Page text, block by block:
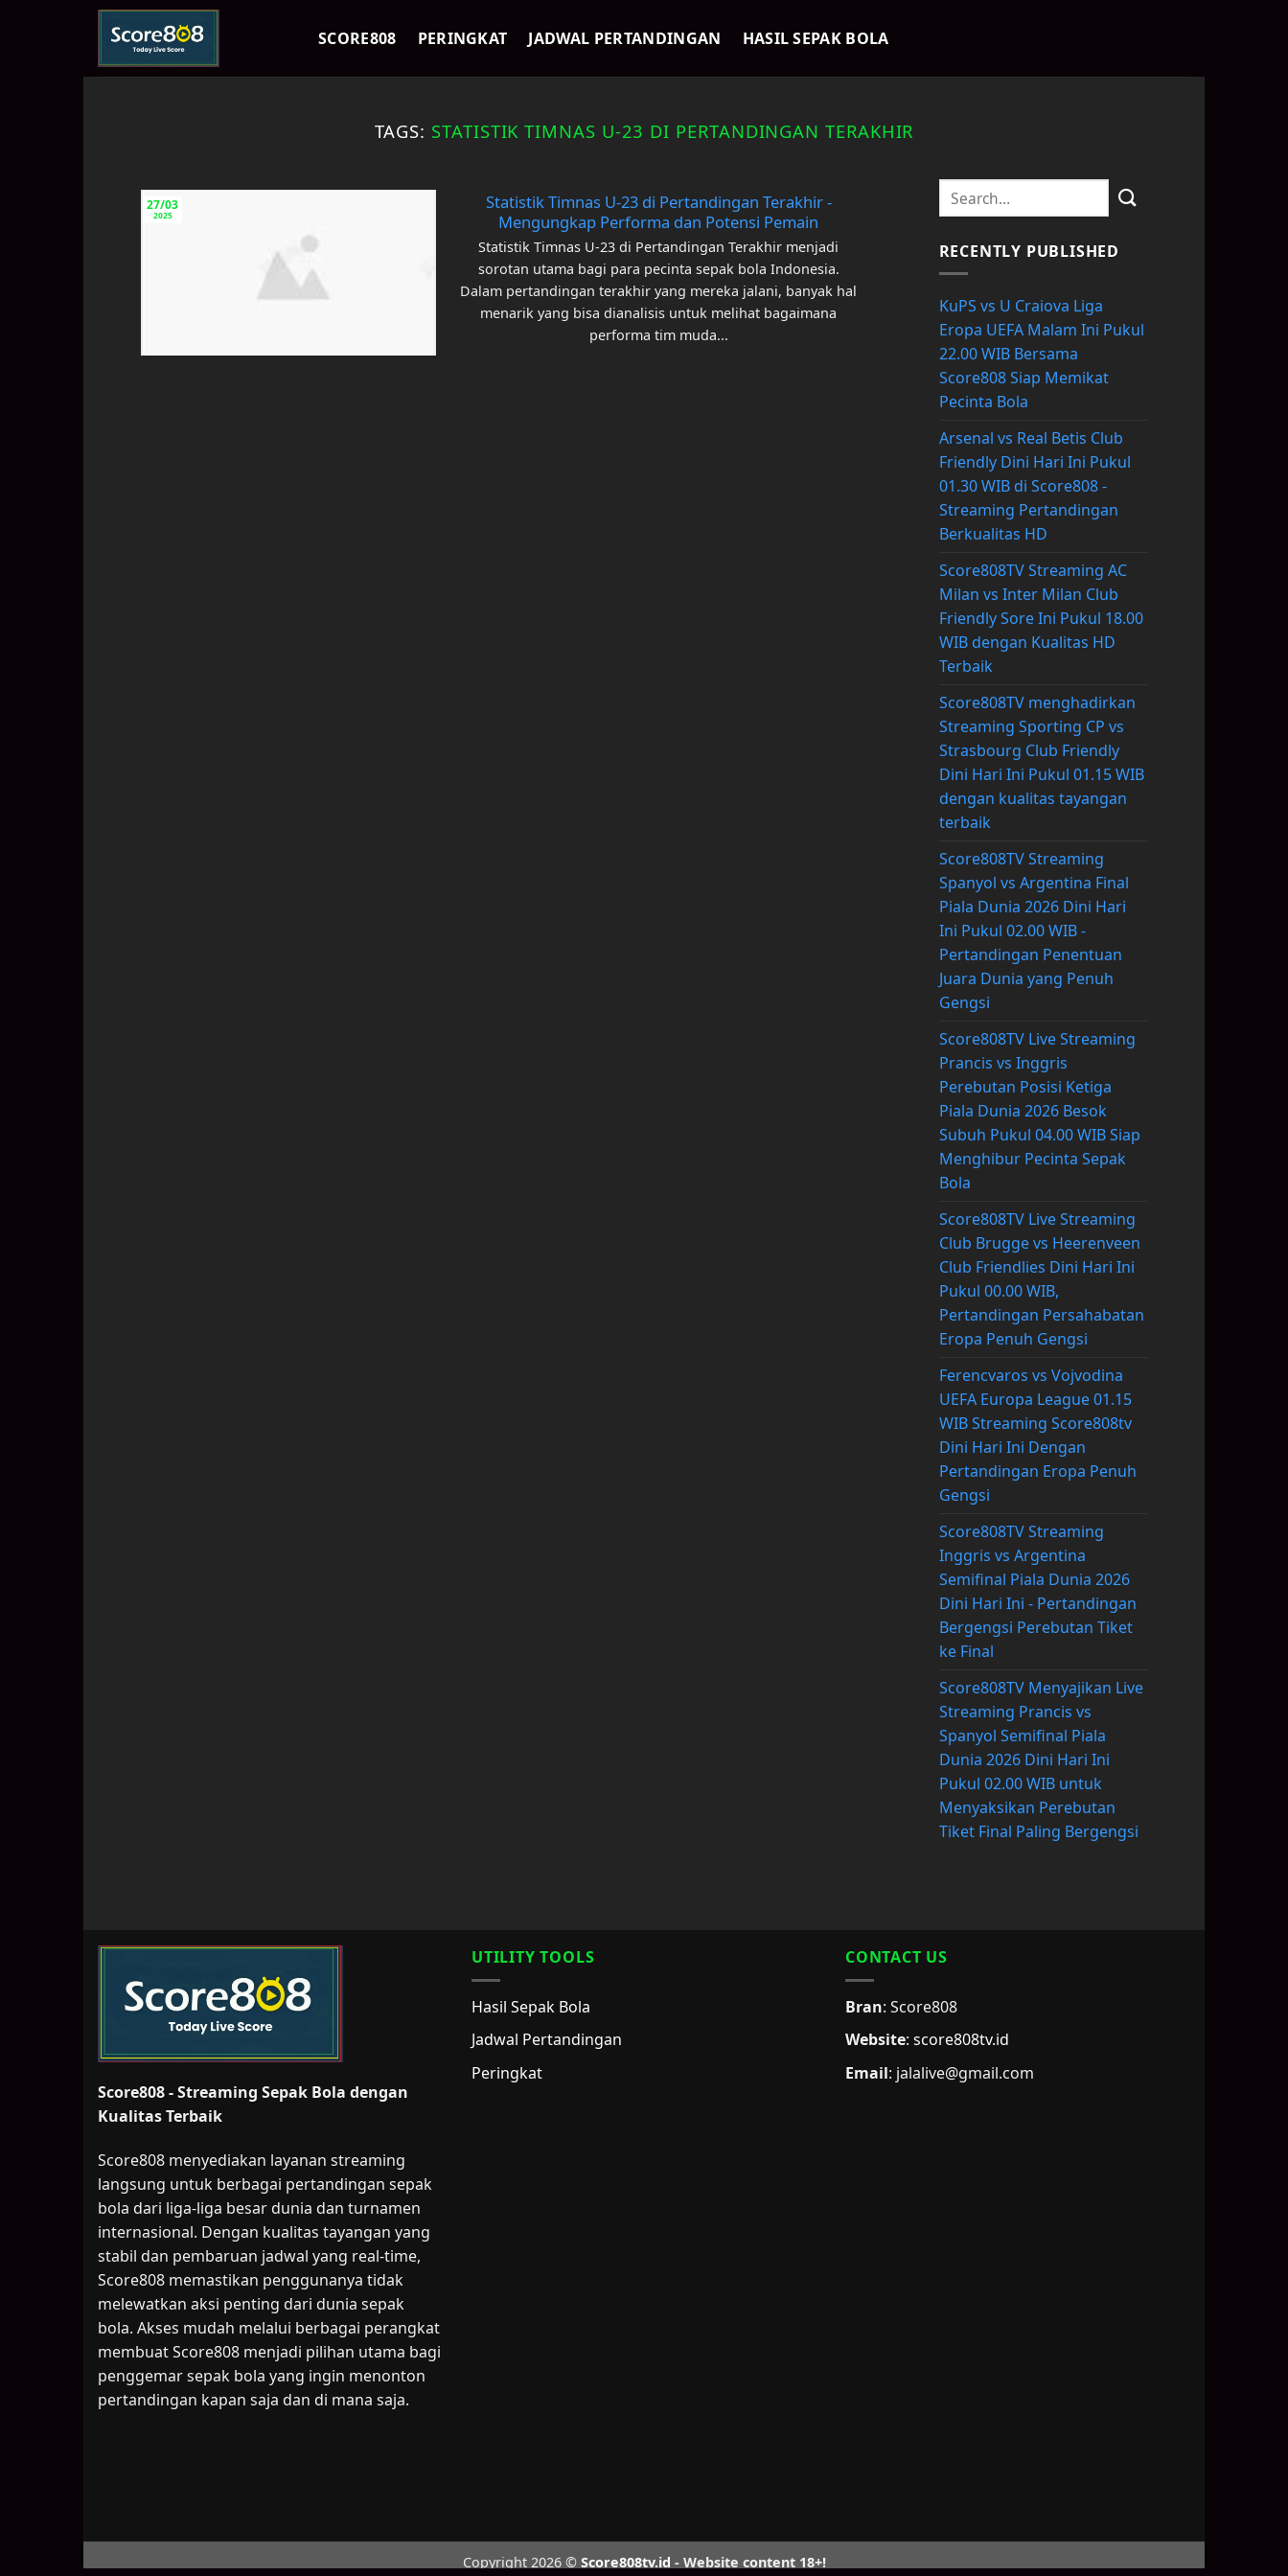
Skip
content
SCORE808 PERINGKAT JADWAL PERTANDINGAN HASIL SEPAK BOLA
TAGS: STATISTIK TIMNAS U-23 DI PERTANDINGAN TERAKHIR
Statistik Timnas U-23 di Pertandingan Terakhir -
Mengungkap Performa dan Potensi Pemain
Statistik Timnas U-23 di Pertandingan Terakhir menjadi
sorotan utama bagi para pecinta sepak bola Indonesia.
Dalam pertandingan terakhir yang mereka jalani, banyak hal
menarik yang bisa dianalisis untuk melihat bagaimana
performa tim muda...
27/03
2025
RECENTLY PUBLISHED
KuPS vs U Craiova Liga
Eropa UEFA Malam Ini Pukul
22.00 WIB Bersama
Score808 Siap Memikat
Pecinta Bola
Arsenal vs Real Betis Club
Friendly Dini Hari Ini Pukul
01.30 WIB di Score808 -
Streaming Pertandingan
Berkualitas HD
Score808TV Streaming AC
Milan vs Inter Milan Club
Friendly Sore Ini Pukul 18.00
WIB dengan Kualitas HD
Terbaik
Score808TV menghadirkan
Streaming Sporting CP vs
Strasbourg Club Friendly
Dini Hari Ini Pukul 01.15 WIB
dengan kualitas tayangan
terbaik
Score808TV Streaming
Spanyol vs Argentina Final
Piala Dunia 2026 Dini Hari
Ini Pukul 02.00 WIB -
Pertandingan Penentuan
Juara Dunia yang Penuh
Gengsi
Score808TV Live Streaming
Prancis vs Inggris
Perebutan Posisi Ketiga
Piala Dunia 2026 Besok
Subuh Pukul 04.00 WIB Siap
Menghibur Pecinta Sepak
Bola
Score808TV Live Streaming
Club Brugge vs Heerenveen
Club Friendlies Dini Hari Ini
Pukul 00.00 WIB,
Pertandingan Persahabatan
Eropa Penuh Gengsi
Ferencvaros vs Vojvodina
UEFA Europa League 01.15
WIB Streaming Score808tv
Dini Hari Ini Dengan
Pertandingan Eropa Penuh
Gengsi
Score808TV Streaming
Inggris vs Argentina
Semifinal Piala Dunia 2026
Dini Hari Ini - Pertandingan
Bergengsi Perebutan Tiket
ke Final
Score808TV Menyajikan Live
Streaming Prancis vs
Spanyol Semifinal Piala
Dunia 2026 Dini Hari Ini
Pukul 02.00 WIB untuk
Menyaksikan Perebutan
Tiket Final Paling Bergengsi
Score808 - Streaming Sepak Bola dengan
Kualitas Terbaik
Score808 menyediakan layanan streaming
langsung untuk berbagai pertandingan sepak
bola dari liga-liga besar dunia dan turnamen
internasional. Dengan kualitas tayangan yang
stabil dan pembaruan jadwal yang real-time,
Score808 memastikan penggunanya tidak
melewatkan aksi penting dari dunia sepak
bola. Akses mudah melalui berbagai perangkat
membuat Score808 menjadi pilihan utama bagi
penggemar sepak bola yang ingin menonton
pertandingan kapan saja dan di mana saja.
UTILITY TOOLS
Hasil Sepak Bola
Jadwal Pertandingan
Peringkat
CONTACT US
Bran: Score808
Website: score808tv.id
Email: jalalive@gmail.com
Copyright 2026 © Score808tv.id - Website content 18+!